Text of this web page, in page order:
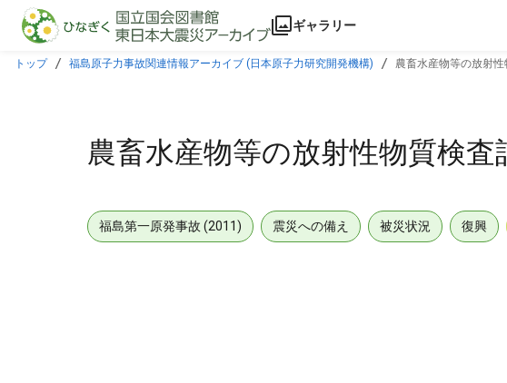
本文に飛ぶ
ギャラリー
トップ 福島原子力事故関連情報アーカイブ (日本原子力研究開発機構) 農畜水産物等の放射
農畜水産物等の放射性物質検
福島第一原発事故 (2011) 震災への備え 被災状況 復興